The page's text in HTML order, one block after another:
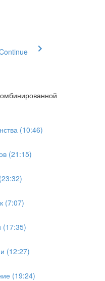
(10:46)
(21:15)
(7:07)
(17:35)
(12:27)
(19:24)